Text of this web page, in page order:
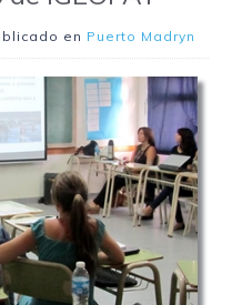
en Puerto Madryn